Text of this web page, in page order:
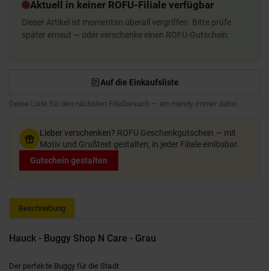
Aktuell in keiner ROFU-Filiale verfügbar
Dieser Artikel ist momentan überall vergriffen. Bitte prüfe
später erneut — oder verschenke einen ROFU-Gutschein.
Auf die Einkaufsliste
Deine Liste für den nächsten Filialbesuch — am Handy immer dabei.
Lieber verschenken? ROFU Geschenkgutschein — mit
Motiv und Grußtext gestalten, in jeder Filiale einlösbar.
Gutschein gestalten
Beschreibung
Hauck - Buggy Shop N Care - Grau
Der perfekte Buggy für die Stadt